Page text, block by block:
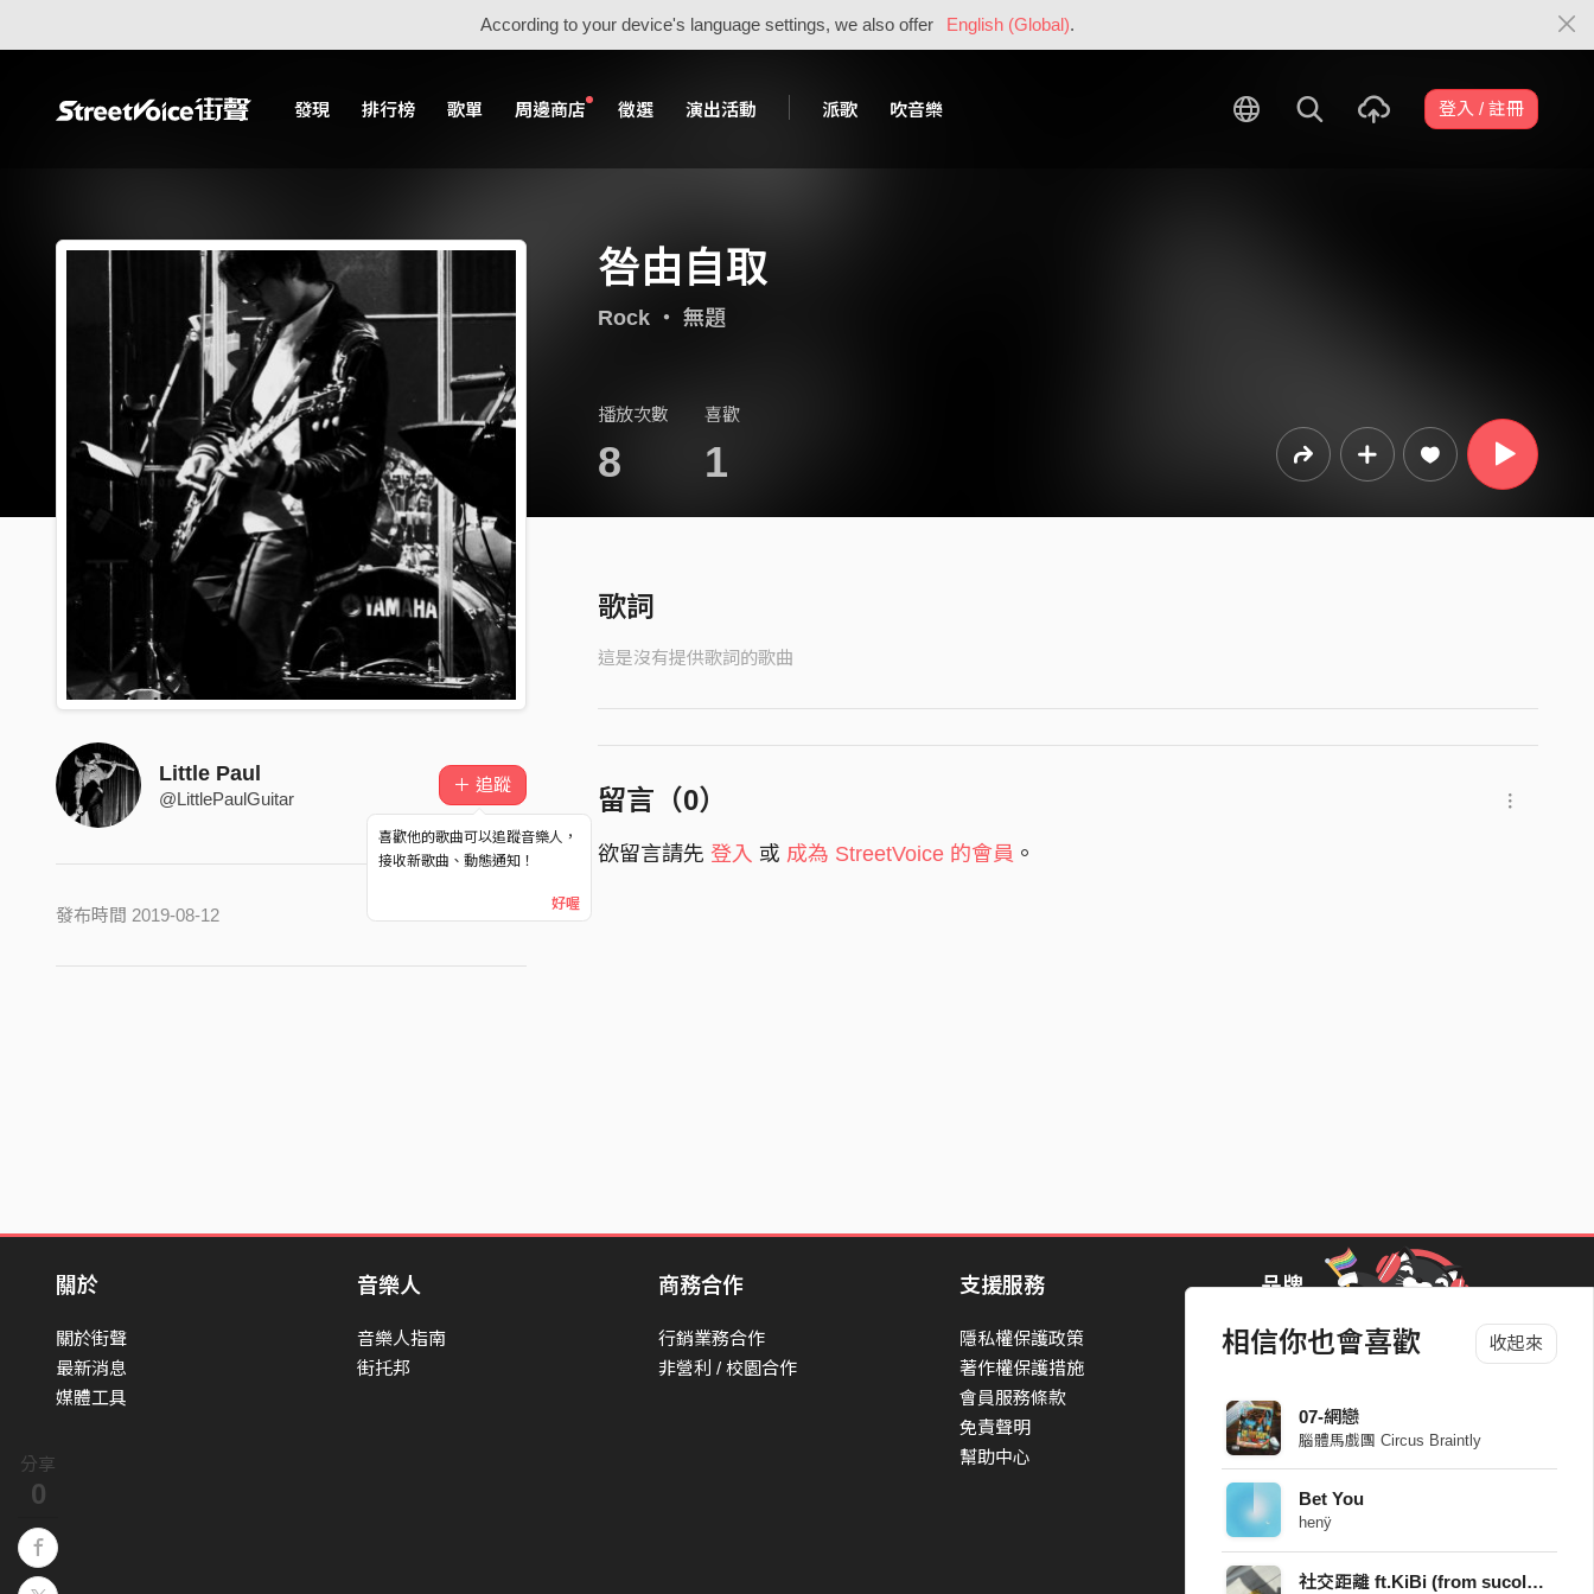
According to your device's language settings, we also offer English (Global).
發現 排行榜 歌單 周邊商店 徵選 演出活動 派歌 吹音樂 登入 / 註冊
分享
0
相信你也會喜歡 收起來
07-網戀
腦體馬戲團 Circus Braintly
Bet You
henÿ
社交距離 ft.KiBi (from sucola vo.)
咎由自取
Rock・ 無題
播放次數
8
喜歡
1
Little Paul
@LittlePaulGuitar
＋ 追蹤
喜歡他的歌曲可以追蹤音樂人，
接收新歌曲、動態通知！
好喔
發布時間 2019-08-12
歌詞
這是沒有提供歌詞的歌曲
留言（0）
欲留言請先 登入 或 成為 StreetVoice 的會員 。
關於
關於街聲
最新消息
媒體工具
音樂人
音樂人指南
街托邦
商務合作
行銷業務合作
非營利 / 校園合作
支援服務
隱私權保護政策
著作權保護措施
會員服務條款
免責聲明
幫助中心
品牌
StreetVoice Awards 街聲音樂獎
Blow 吹音樂
Packer 派歌
SimpleLife 簡單生活節
ParkPark Carnival
一起比 YEAH 吧